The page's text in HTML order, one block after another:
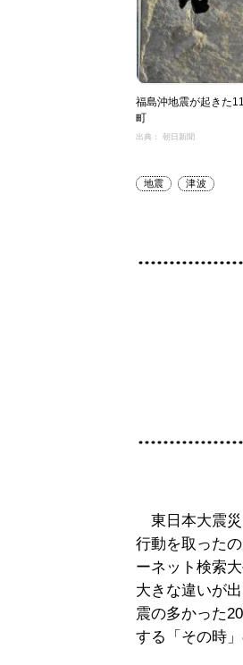
福島沖地震が起きた
町
出典： 朝日新聞
地震 津波
東日本大震災
行動を取った
ーネット検索
大きな違いが
震の多かった
する「その時